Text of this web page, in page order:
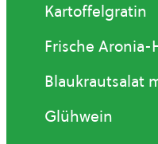
Kartoffelgratin
Frische Aronia-
Blaukrautsalat
Glühwein